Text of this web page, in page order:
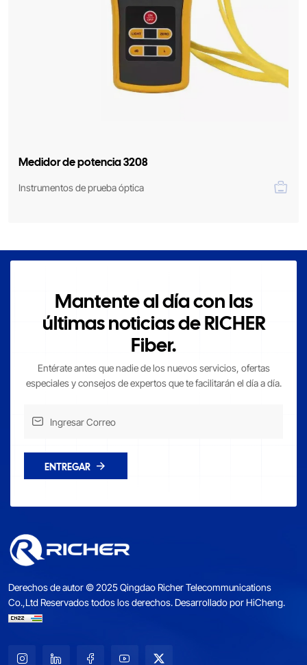
Medidor de potencia 3208
Instrumentos de prueba óptica
Mantente al día con las
últimas noticias de RICHER
Fiber.
Entérate antes que nadie de los nuevos servicios, ofertas
especiales y consejos de expertos que te facilitarán el día a día.
ENTREGAR
Derechos de autor © 2025 Qingdao Richer Telecommunications
Co.,Ltd Reservados todos los derechos.Desarrollado por HiCheng.